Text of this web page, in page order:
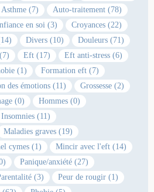
Asthme (7)
Auto-traitement (78)
en soi (3)
Croyances (22)
Divers (10)
Douleurs (71)
Eft (17)
Eft anti-stress (6)
(1)
Formation eft (7)
des émotions (11)
Grossesse (2)
(0)
Hommes (0)
Insomnies (11)
Maladies graves (19)
cymes (1)
Mincir avec l'eft (14)
Panique/anxiété (27)
(3)
Peur de rougir (1)